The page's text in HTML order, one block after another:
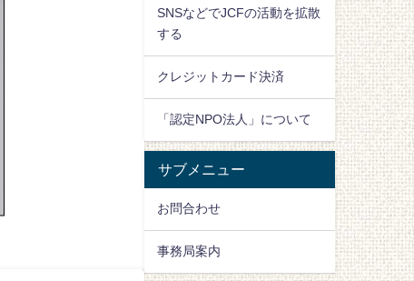
SNSなどでJCFの活動を拡散
する
クレジットカード決済
「認定NPO法人」について
サブメニュー
お問合わせ
事務局案内